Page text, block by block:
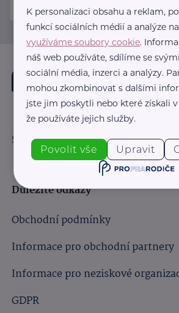
Sledujte nás:
Důležité odkazy
Obchodní podmínky
Informace pro obchodní partnery
Informace pro neziskové
GDPR
K personalizaci obsahu a reklam,
funkcí sociálních médií a analýze
využíváme soubory cookie.
náš web používáte, sdílíme se
sociální média, inzerci a analýzy.
mohou zkombinovat s dalšími
jste jim poskytli nebo které získali
že používáte jejich služby.
Povolit vše Upravit